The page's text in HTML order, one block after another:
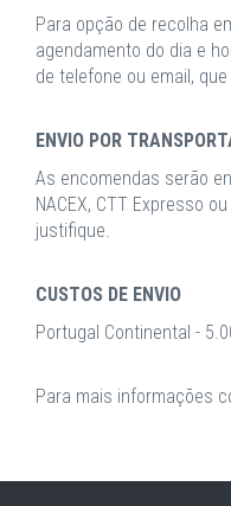
Para opção de recolha
agendamento do dia e
de telefone ou email,
ENVIO POR
As encomendas serão
NACEX, CTT Expresso
justifique.
CUSTOS DE ENVIO
Portugal Continental -
Para mais informações